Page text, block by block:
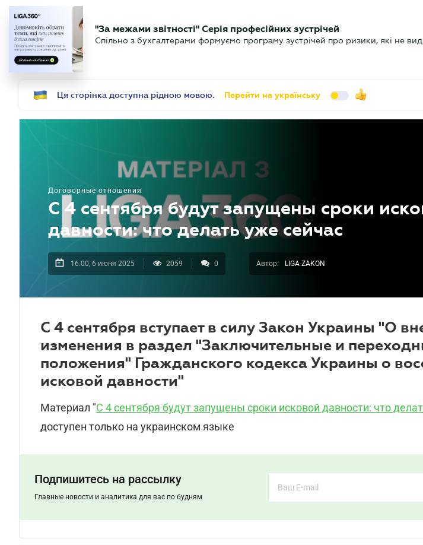
БУХГАЛТЕР Новости Аналитика Календарь Актуально
"За межами звітності" Серія професійних зустрічей
Спільно з бухгалтерами формуємо програму зустрічей про ризики, які не
Ця сторінка доступна рідною мовою. Перейти на українську
Договорные отношения
С 4 сентября будут запущены сроки
давности: что делать уже сейчас
16.00, 6 июня 2025 2059 0 Автор: LIGA ZAKON
С 4 сентября вступает в силу Закон Украины "О
изменения в раздел "Заключительные и
положения" Гражданского кодекса Украины о
исковой давности"
Материал "С 4 сентября будут запущены сроки исковой давности: что
доступен только на украинском языке
Подпишитесь на рассылку
Главные новости и аналитика для вас по будням